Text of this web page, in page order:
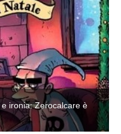
ironia: Zerocalcare è